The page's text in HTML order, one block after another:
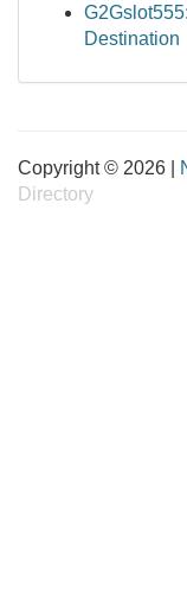
Destination
Copyright © 2026 |
Directory